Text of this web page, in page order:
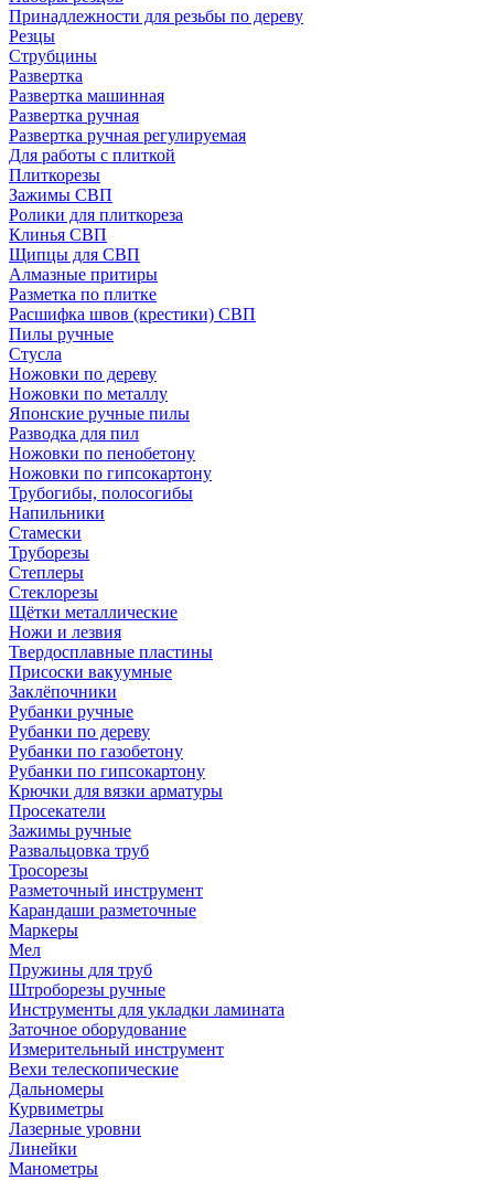
Принадлежности для резьбы по дереву
Резцы
Струбцины
Развертка
Развертка машинная
Развертка ручная
Развертка ручная регулируемая
Для работы с плиткой
Плиткорезы
Зажимы СВП
Ролики для плиткореза
Клинья СВП
Щипцы для СВП
Алмазные притиры
Разметка по плитке
Расшифка швов (крестики) СВП
Пилы ручные
Стусла
Ножовки по дереву
Ножовки по металлу
Японские ручные пилы
Разводка для пил
Ножовки по пенобетону
Ножовки по гипсокартону
Трубогибы, полосогибы
Напильники
Стамески
Труборезы
Степлеры
Стеклорезы
Щётки металлические
Ножи и лезвия
Твердосплавные пластины
Присоски вакуумные
Заклёпочники
Рубанки ручные
Рубанки по дереву
Рубанки по газобетону
Рубанки по гипсокартону
Крючки для вязки арматуры
Просекатели
Зажимы ручные
Развальцовка труб
Тросорезы
Разметочный инструмент
Карандаши разметочные
Маркеры
Мел
Пружины для труб
Штроборезы ручные
Инструменты для укладки ламината
Заточное оборудование
Измерительный инструмент
Вехи телескопические
Дальномеры
Курвиметры
Лазерные уровни
Линейки
Манометры